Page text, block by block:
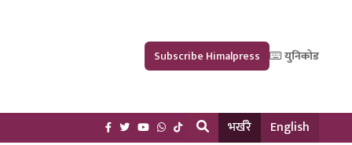
Subscribe Himalpress युनिकोड
भर्खरै English